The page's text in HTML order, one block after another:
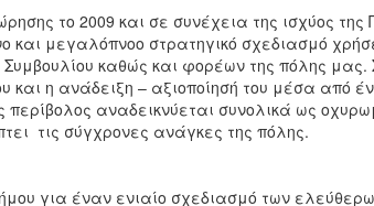
το 2009 και σε συνέχεια της ισχύος
και μεγαλόπνοο στρατηγικό σχεδιασμό
Συμβουλίου καθώς και φορέων της πόλης μας.
και η ανάδειξη – αξιοποίησή του μέσα από
αναδεικνύεται συνολικά ως
τις σύγχρονες ανάγκες της πόλης.
για έναν ενιαίο σχεδιασμό των